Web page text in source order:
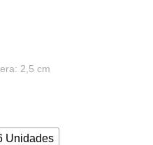
2,5 cm
Unidades